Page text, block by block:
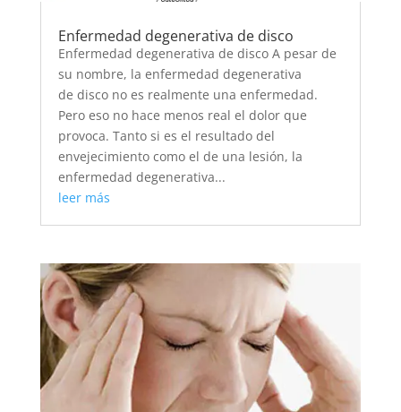
Enfermedad degenerativa de disco
Enfermedad degenerativa de disco A pesar de
su nombre, la enfermedad degenerativa
de disco no es realmente una enfermedad.
Pero eso no hace menos real el dolor que
provoca. Tanto si es el resultado del
envejecimiento como el de una lesión, la
enfermedad degenerativa...
leer más